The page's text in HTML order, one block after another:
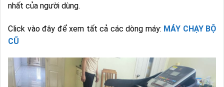
nhất của người dùng.
Click vào đây để xem tất cả các dòng máy: MÁY CHẠY BỘ
CŨ